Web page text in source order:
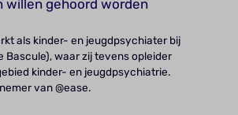
willen gehoord worden
als kinder- en jeugdpsychiater bij
Bascule), waar zij tevens opleider
kinder- en jeugdpsychiatrie.
van @ease.